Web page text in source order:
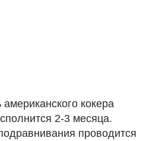
кокера
2-3 месяца.
проводится